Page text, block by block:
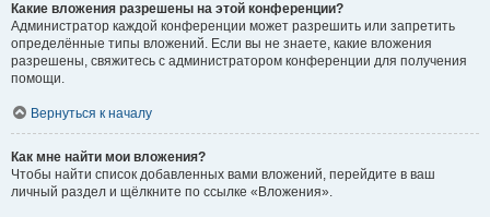
Какие вложения разрешены на этой конференции?
Администратор каждой конференции может разрешить или запретить
определённые типы вложений. Если вы не знаете, какие вложения
разрешены, свяжитесь с администратором конференции для получения
помощи.
Вернуться к началу
Как мне найти мои вложения?
Чтобы найти список добавленных вами вложений, перейдите в ваш
личный раздел и щёлкните по ссылке «Вложения».